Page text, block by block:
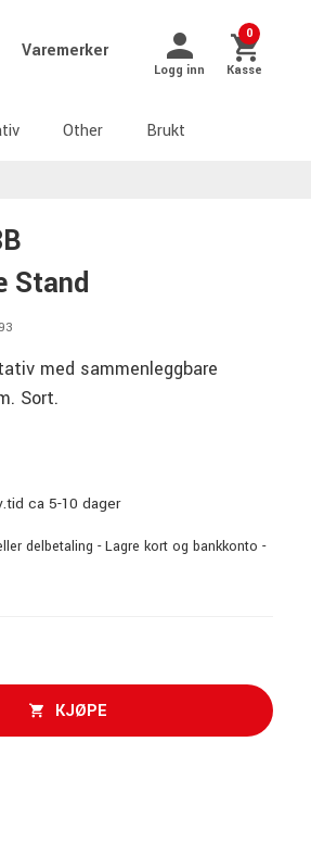
Varemerker
Logg inn
0
Kasse
Other Brukt
Stand
med sammenleggbare
Sort.
ca 5-10 dager
delbetaling - Lagre kort og bankkonto -
KJØPE